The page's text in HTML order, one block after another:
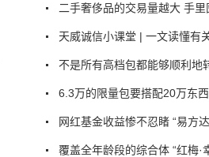
二手奢侈品的交易量越大 手
天威诚信小课堂 | 一文读懂有
不是所有高档包都能够顺利地
6.3万的限量包要搭配20万东
网红基金收益惨不忍睹 “易方
覆盖全年龄段的综合体 “红梅·